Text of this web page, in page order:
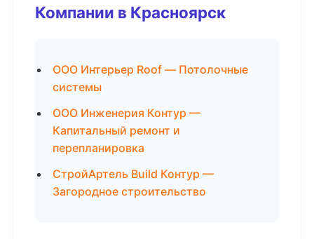
Компании в Красноярск
ООО Интерьер Roof — Потолочные
системы
ООО Инженерия Контур —
Капитальный ремонт и
перепланировка
СтройАртель Build Контур —
Загородное строительство